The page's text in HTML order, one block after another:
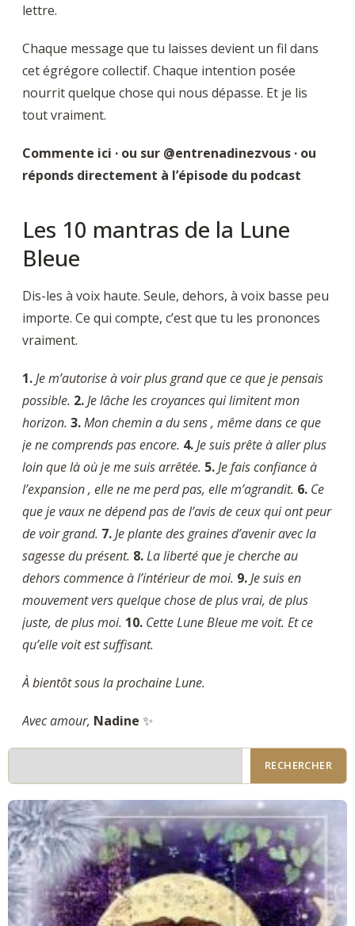
lettre.
Chaque message que tu laisses devient un fil dans
cet égrégore collectif. Chaque intention posée
nourrit quelque chose qui nous dépasse. Et je lis
tout vraiment.
Commente ici · ou sur @entrenadinezvous · ou
réponds directement à l’épisode du podcast
Les 10 mantras de la Lune
Bleue
Dis-les à voix haute. Seule, dehors, à voix basse peu
importe. Ce qui compte, c’est que tu les prononces
vraiment.
1.Je m’autorise à voir plus grand que ce que je pensais
possible. 2.Je lâche les croyances qui limitent mon
horizon. 3.Mon chemin a du sens , même dans ce que
je ne comprends pas encore. 4.Je suis prête à aller plus
loin que là où je me suis arrêtée. 5.Je fais confiance à
l’expansion , elle ne me perd pas, elle m’agrandit. 6. Ce
que je vaux ne dépend pas de l’avis de ceux qui ont peur
de voir grand. 7.Je plante des graines d’avenir avec la
sagesse du présent. 8.La liberté que je cherche au
dehors commence à l’intérieur de moi. 9.Je suis en
mouvement vers quelque chose de plus vrai, de plus
juste, de plus moi. 10. Cette Lune Bleue me voit. Et ce
qu’elle voit est suffisant.
À bientôt sous la prochaine Lune.
Avec amour, Nadine ✨
RECHERCHER